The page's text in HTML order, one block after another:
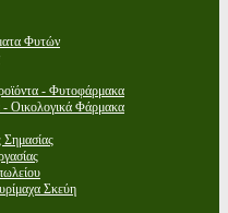
Φυτών
- Φυτοφάρμακα
- Οικολογικά Φάρμακα
Σημασίας
Σκεύη